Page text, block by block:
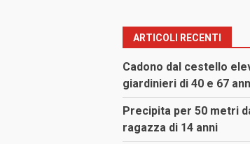
ARTICOLI RECENTI
Cadono dal cestello
giardinieri di 40 e 67
Precipita per 50 metri
ragazza di 14 anni